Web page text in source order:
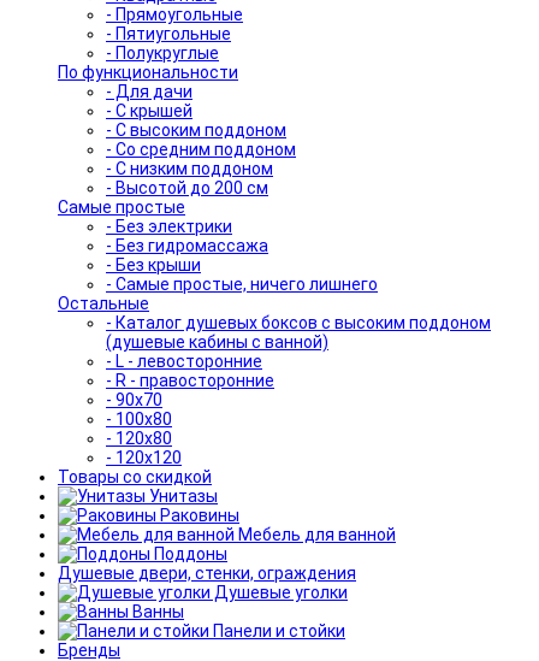
- Прямоугольные
- Пятиугольные
- Полукруглые
По функциональности
- Для дачи
- С крышей
- С высоким поддоном
- Со средним поддоном
- С низким поддоном
- Высотой до 200 см
Самые простые
- Без электрики
- Без гидромассажа
- Без крыши
- Самые простые, ничего лишнего
Остальные
- Каталог душевых боксов с высоким поддоном
(душевые кабины с ванной)
- L - левосторонние
- R - правосторонние
- 90x70
- 100x80
- 120x80
- 120x120
Товары со скидкой
Унитазы
Раковины
Мебель для ванной
Поддоны
Душевые двери, стенки, ограждения
Душевые уголки
Ванны
Панели и стойки
Бренды